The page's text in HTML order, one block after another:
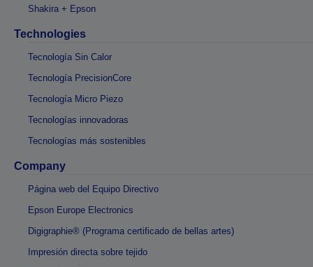
Shakira + Epson
Technologies
Tecnología Sin Calor
Tecnología PrecisionCore
Tecnología Micro Piezo
Tecnologías innovadoras
Tecnologías más sostenibles
Company
Página web del Equipo Directivo
Epson Europe Electronics
Digigraphie® (Programa certificado de bellas artes)
Impresión directa sobre tejido